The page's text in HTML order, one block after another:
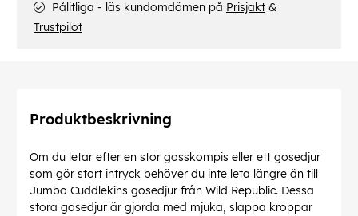
Pålitliga - läs kundomdömen på Prisjakt &
Trustpilot
Produktbeskrivning
Om du letar efter en stor gosskompis eller ett gosedjur
som gör stort intryck behöver du inte leta längre än till
Jumbo Cuddlekins gosedjur från Wild Republic. Dessa
stora gosedjur är gjorda med mjuka, slappa kroppar